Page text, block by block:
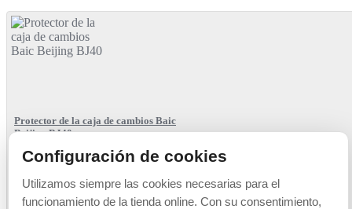
Protector de la caja de cambios Baic
Beijing BJ40
2023 - 2026
caja de cambios
Configuración de cookies
Utilizamos siempre las cookies necesarias para el
funcionamiento de la tienda online. Con su consentimiento,